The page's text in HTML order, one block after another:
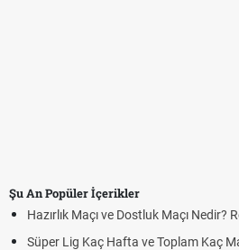
Şu An Popüler İçerikler
Hazırlık Maçı ve Dostluk Maçı Nedir?
Süper Lig Kaç Hafta ve Toplam Kaç